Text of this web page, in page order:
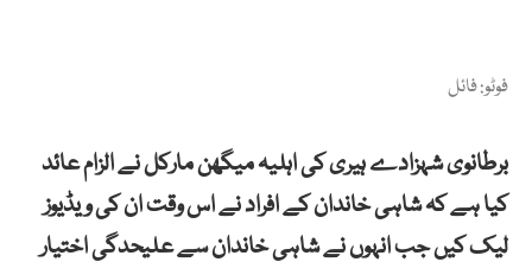
فوٹو: فائل
برطانوی شہزادے ہیری کی اہلیہ میگھن مارکل نے الزام عائد
کیا ہے کہ شاہی خاندان کے افراد نے اس وقت ان کی ویڈیوز
لیک کیں جب انہوں نے شاہی خاندان سے علیحدگی اختیار